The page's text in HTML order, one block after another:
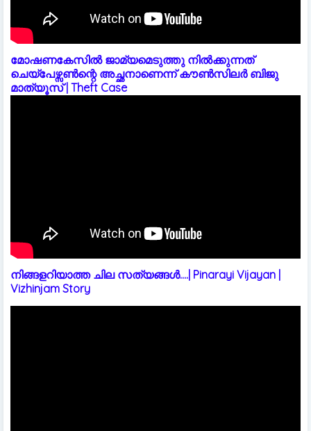
മോഷണകേസിൽ ജാമ്യമെടുത്തു നിൽക്കുന്നത്
ചെയ്പേഴ്സൺന്റെ അച്ഛനാണെന്ന് കൗൺസിലർ ബിജു
മാത്യൂസ് | Theft Case
നിങ്ങളറിയാത്ത ചില സത്യങ്ങൾ....| Pinarayi Vijayan |
Vizhinjam Story